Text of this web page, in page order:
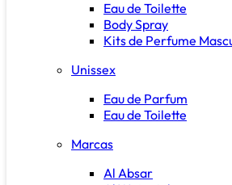
Eau de Toilette
Body Spray
Kits de Perfume
Unissex
Eau de Parfum
Eau de Toilette
Marcas
Al Absar